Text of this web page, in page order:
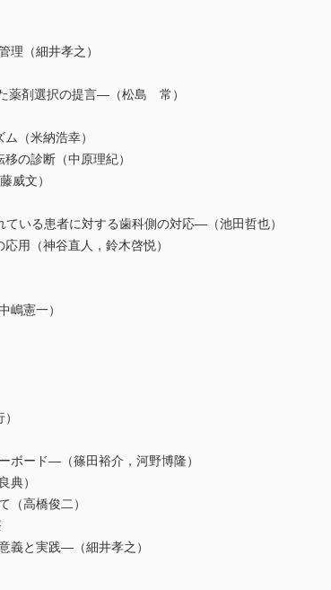
理（細井孝之）
剤選択の提言―（松島 常）
（米納浩幸）
の診断（中原理紀）
威文）
いる患者に対する歯科側の対応―（池田哲也）
用（神谷直人，鈴木啓悦）
嶋憲一）
ード―（篠田裕介，河野博隆）
典）
（高橋俊二）
と実践―（細井孝之）